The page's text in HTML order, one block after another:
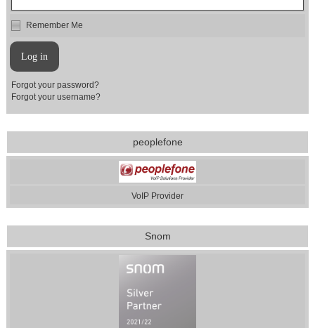
Remember Me
Forgot your password?
Forgot your username?
peoplefone
VoIP Provider
Snom